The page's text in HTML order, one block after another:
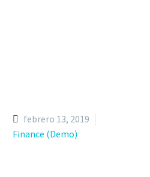
febrero 13, 2019
Finance (Demo)